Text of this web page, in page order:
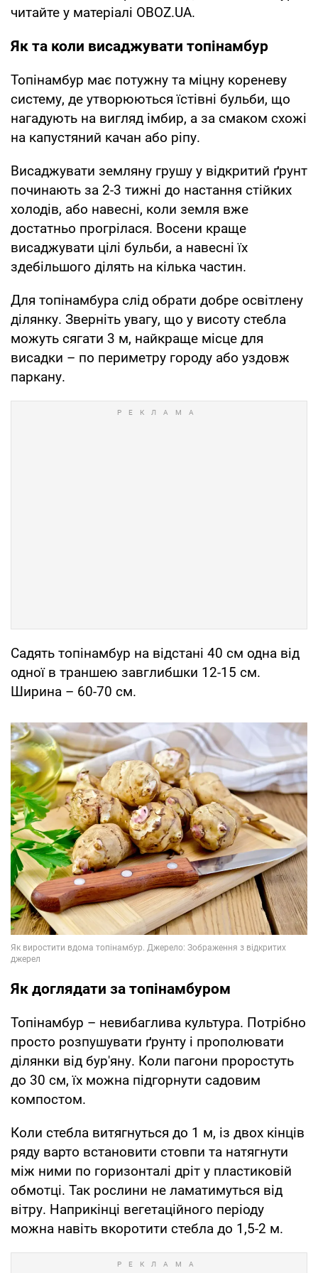
читайте у матеріалі OBOZ.UA.
Як та коли висаджувати топінамбур
Топінамбур має потужну та міцну кореневу
систему, де утворюються їстівні бульби, що
нагадують на вигляд імбир, а за смаком схожі
на капустяний качан або ріпу.
Висаджувати земляну грушу у відкритий ґрунт
починають за 2-3 тижні до настання стійких
холодів, або навесні, коли земля вже
достатньо прогрілася. Восени краще
висаджувати цілі бульби, а навесні їх
здебільшого ділять на кілька частин.
Для топінамбура слід обрати добре освітлену
ділянку. Зверніть увагу, що у висоту стебла
можуть сягати 3 м, найкраще місце для
висадки – по периметру городу або уздовж
паркану.
Садять топінамбур на відстані 40 см одна від
одної в траншею завглибшки 12-15 см.
Ширина – 60-70 см.
Як доглядати за топінамбуром
Топінамбур – невибаглива культура. Потрібно
просто розпушувати ґрунту і прополювати
ділянки від бур'яну. Коли пагони проростуть
до 30 см, їх можна підгорнути садовим
компостом.
Коли стебла витягнуться до 1 м, із двох кінців
ряду варто встановити стовпи та натягнути
між ними по горизонталі дріт у пластиковій
обмотці. Так рослини не ламатимуться від
вітру. Наприкінці вегетаційного періоду
можна навіть вкоротити стебла до 1,5-2 м.